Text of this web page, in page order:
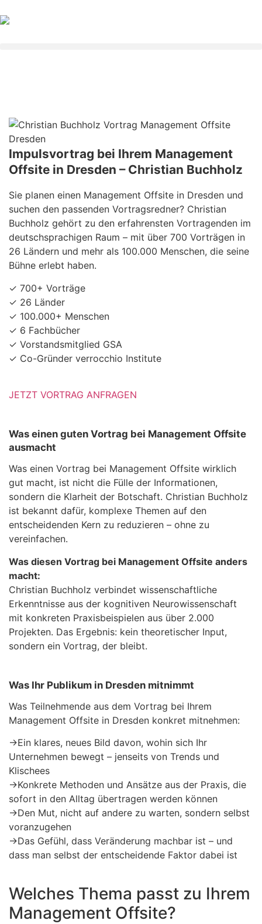
Impulsvortrag bei Ihrem Management
Offsite in Dresden – Christian Buchholz
Sie planen einen Management Offsite in Dresden und
suchen den passenden Vortragsredner? Christian
Buchholz gehört zu den erfahrensten Vortragenden im
deutschsprachigen Raum – mit über 700 Vorträgen in
26 Ländern und mehr als 100.000 Menschen, die seine
Bühne erlebt haben.
✓ 700+ Vorträge
✓ 26 Länder
✓ 100.000+ Menschen
✓ 6 Fachbücher
✓ Vorstandsmitglied GSA
✓ Co-Gründer verrocchio Institute
JETZT VORTRAG ANFRAGEN
Was einen guten Vortrag bei Management Offsite
ausmacht
Was einen Vortrag bei Management Offsite wirklich
gut macht, ist nicht die Fülle der Informationen,
sondern die Klarheit der Botschaft. Christian Buchholz
ist bekannt dafür, komplexe Themen auf den
entscheidenden Kern zu reduzieren – ohne zu
vereinfachen.
Was diesen Vortrag bei Management Offsite anders
macht:
Christian Buchholz verbindet wissenschaftliche
Erkenntnisse aus der kognitiven Neurowissenschaft
mit konkreten Praxisbeispielen aus über 2.000
Projekten. Das Ergebnis: kein theoretischer Input,
sondern ein Vortrag, der bleibt.
Was Ihr Publikum in Dresden mitnimmt
Was Teilnehmende aus dem Vortrag bei Ihrem
Management Offsite in Dresden konkret mitnehmen:
→Ein klares, neues Bild davon, wohin sich Ihr
Unternehmen bewegt – jenseits von Trends und
Klischees
→Konkrete Methoden und Ansätze aus der Praxis, die
sofort in den Alltag übertragen werden können
→Den Mut, nicht auf andere zu warten, sondern selbst
voranzugehen
→Das Gefühl, dass Veränderung machbar ist – und
dass man selbst der entscheidende Faktor dabei ist
Welches Thema passt zu Ihrem
Management Offsite?